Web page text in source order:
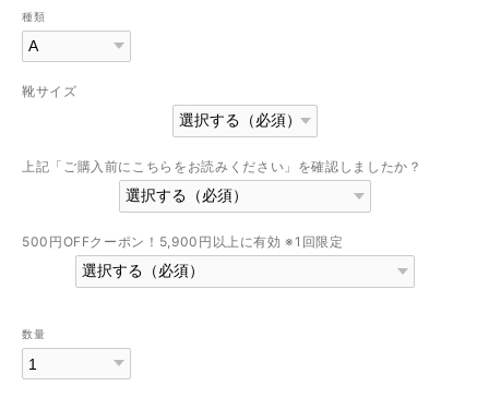
種類
靴サイズ
上記「ご購入前にこちらをお読みください」を確認しましたか？
500円OFFクーポン！5,900円以上に有効 ※1回限定
数量